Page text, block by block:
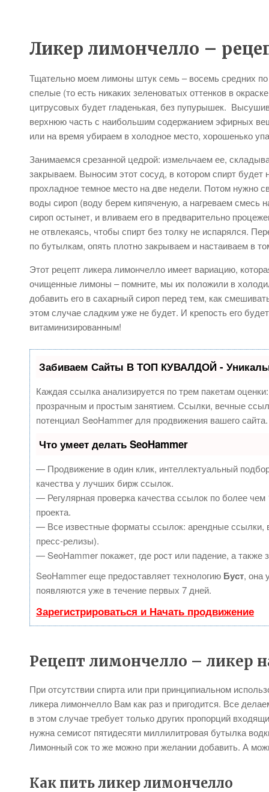
Ликер лимончелло –
Тщательно моем лимоны штук семь – восемь средних
спелые (то есть никаких зеленоватых оттенков в
цитрусовых будет гладенькая, без пупурышек.
верхнюю часть с наибольшим содержанием эфирных
или на время убираем в холодное место, хорошенько
Занимаемся срезанной цедрой: измельчаем ее,
закрываем. Выносим этот сосуд, в котором спирт будет
прохладное темное место на две недели. Потом нужно
воды сироп (воду берем кипяченую, а нагреваем смесь
сироп остынет, и вливаем его в предварительно
не отвлекаясь, чтобы спирт без толку не испарялся.
по бутылкам, опять плотно закрываем и настаиваем в
Этот рецепт ликера лимончелло имеет вариацию,
очищенные лимоны – помните, мы их положили в
добавить его в сахарный сироп перед тем, как
этом случае сладким уже не будет. И крепость его
витаминизированным!
Забиваем Сайты В ТОП КУВАЛДОЙ -
Каждая ссылка анализируется по трем пакетам
прозрачным и простым занятием. Ссылки, вечные
потенциал SeoHammer для продвижения вашего сайта.
Что умеет делать SeoHammer
— Продвижение в один клик, интеллектуальный
качества у лучших бирж ссылок.
— Регулярная проверка качества ссылок по более
проекта.
— Все известные форматы ссылок: арендные ссылки,
пресс-релизы).
— SeoHammer покажет, где рост или падение, а также
SeoHammer еще предоставляет технологию Буст, она
появляются уже в течение первых 7 дней.
Зарегистрироваться и Начать продвижение
Рецепт лимончелло – ликер
При отсутствии спирта или при принципиальном
ликера лимончелло Вам как раз и пригодится. Все
в этом случае требует только других пропорций
нужна семисот пятидесяти миллилитровая бутылка
Лимонный сок то же можно при желании добавить. А
Как пить ликер лимончелло